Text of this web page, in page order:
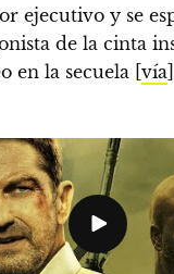
ejecutivo y se
de la cinta
en la secuela [ vía